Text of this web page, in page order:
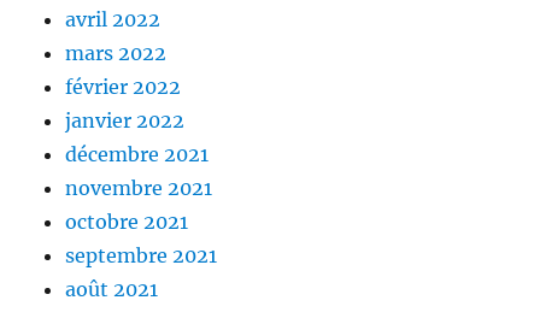
avril 2022
mars 2022
février 2022
janvier 2022
décembre 2021
novembre 2021
octobre 2021
septembre 2021
août 2021